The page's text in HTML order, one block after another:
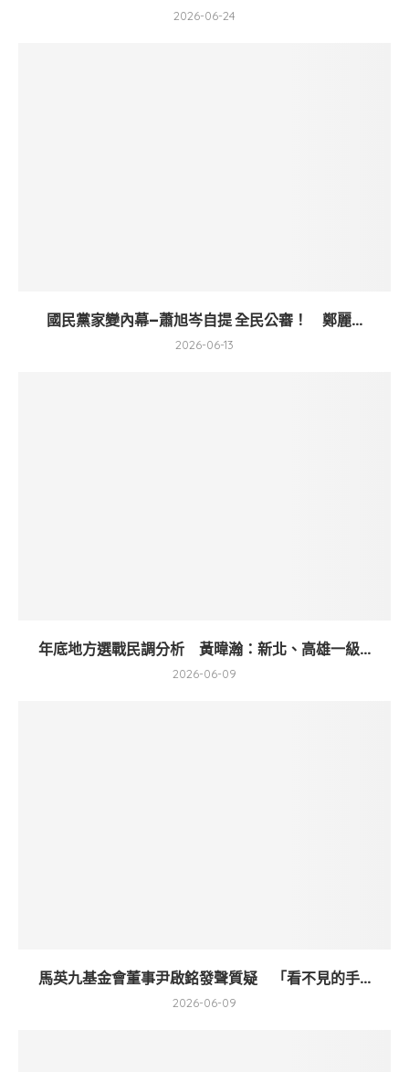
2026-06-24
國民黨家變內幕–蕭旭岑自提 全民公審！ 鄭麗...
2026-06-13
年底地方選戰民調分析 黃暐瀚：新北、高雄一級...
2026-06-09
馬英九基金會董事尹啟銘發聲質疑 「看不見的手...
2026-06-09